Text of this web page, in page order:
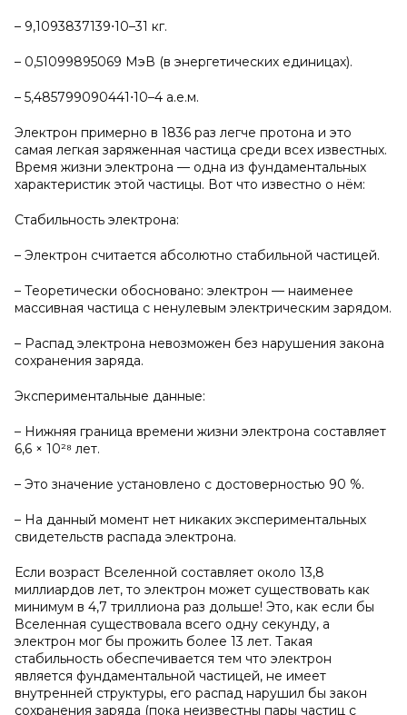
– 9,1093837139⋅10–31 кг.
– 0,51099895069 МэВ (в энергетических единицах).
– 5,485799090441⋅10–4 а.е.м.
Электрон примерно в 1836 раз легче протона и это
самая легкая заряженная частица среди всех известных.
Время жизни электрона — одна из фундаментальных
характеристик этой частицы. Вот что известно о нём:
Стабильность электрона:
– Электрон считается абсолютно стабильной частицей.
– Теоретически обосновано: электрон — наименее
массивная частица с ненулевым электрическим зарядом.
– Распад электрона невозможен без нарушения закона
сохранения заряда.
Экспериментальные данные:
– Нижняя граница времени жизни электрона составляет
6,6 × 10²⁸ лет.
– Это значение установлено с достоверностью 90 %.
– На данный момент нет никаких экспериментальных
свидетельств распада электрона.
Если возраст Вселенной составляет около 13,8
миллиардов лет, то электрон может существовать как
минимум в 4,7 триллиона раз дольше! Это, как если бы
Вселенная существовала всего одну секунду, а
электрон мог бы прожить более 13 лет. Такая
стабильность обеспечивается тем что электрон
является фундаментальной частицей, не имеет
внутренней структуры, его распад нарушил бы закон
сохранения заряда (пока неизвестны пары частиц с